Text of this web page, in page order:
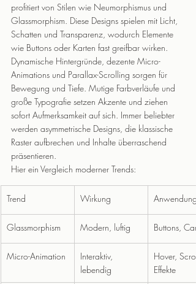
profitiert von Stilen wie Neumorphismus und
Glassmorphism. Diese Designs spielen mit Licht,
Schatten und Transparenz, wodurch Elemente
wie Buttons oder Karten fast greifbar wirken.
Dynamische Hintergründe, dezente Micro-
Animations und Parallax-Scrolling sorgen für
Bewegung und Tiefe. Mutige Farbverläufe und
große Typografie setzen Akzente und ziehen
sofort Aufmerksamkeit auf sich. Immer beliebter
werden asymmetrische Designs, die klassische
Raster aufbrechen und Inhalte überraschend
präsentieren.
Hier ein Vergleich moderner Trends:
Trend Wirkung Anwendung
Glassmorphism Modern, luftig Buttons,
Micro-Animation
Interaktiv,
lebendig
Hover, Scroll-
Effekte